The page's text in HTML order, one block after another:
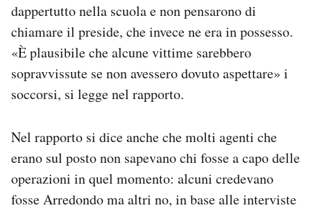
dappertutto nella scuola e non pensarono di
chiamare il preside, che invece ne era in possesso.
«È plausibile che alcune vittime sarebbero
sopravvissute se non avessero dovuto aspettare» i
soccorsi, si legge nel rapporto.
Nel rapporto si dice anche che molti agenti che
erano sul posto non sapevano chi fosse a capo delle
operazioni in quel momento: alcuni credevano
fosse Arredondo ma altri no, in base alle interviste